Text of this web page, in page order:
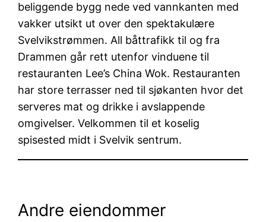
beliggende bygg nede ved vannkanten med
vakker utsikt ut over den spektakulære
Svelvikstrømmen. All båttrafikk til og fra
Drammen går rett utenfor vinduene til
restauranten Lee’s China Wok. Restauranten
har store terrasser ned til sjøkanten hvor det
serveres mat og drikke i avslappende
omgivelser. Velkommen til et koselig
spisested midt i Svelvik sentrum.
Andre eiendommer